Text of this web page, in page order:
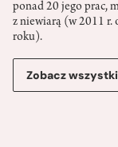
ponad 20 jego prac,
z niewiarą (w 2011 r.
roku).
Zobacz